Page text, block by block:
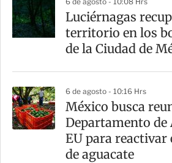
Luciérnagas
territorio en los
de la Ciudad de
6 de agosto - 10:16 Hrs
México busca
Departamento
EU para reactivar
de aguacate